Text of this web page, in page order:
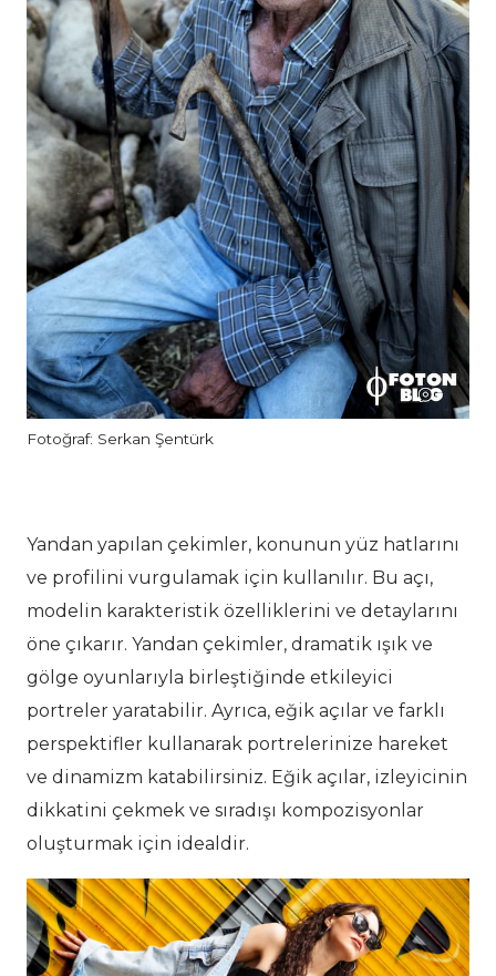
Fotoğraf: Serkan Şentürk
Yandan yapılan çekimler, konunun yüz hatlarını
ve profilini vurgulamak için kullanılır. Bu açı,
modelin karakteristik özelliklerini ve detaylarını
öne çıkarır. Yandan çekimler, dramatik ışık ve
gölge oyunlarıyla birleştiğinde etkileyici
portreler yaratabilir. Ayrıca, eğik açılar ve farklı
perspektifler kullanarak portrelerinize hareket
ve dinamizm katabilirsiniz. Eğik açılar, izleyicinin
dikkatini çekmek ve sıradışı kompozisyonlar
oluşturmak için idealdir.